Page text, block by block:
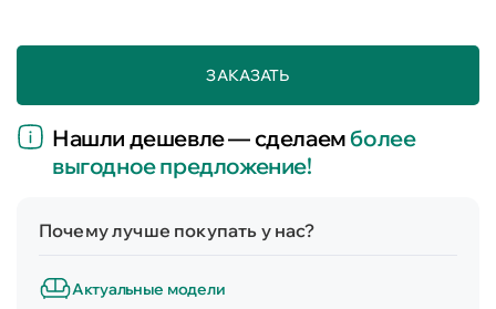
ЗАКАЗАТЬ
Нашли дешевле — сделаемболее
выгодное предложение!
Почему лучше покупать у нас?
Актуальные модели